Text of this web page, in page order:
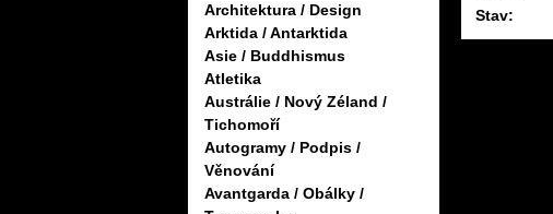
Architektura / Design
Arktida / Antarktida
Asie / Buddhismus
Atletika
Austrálie / Nový Zéland /
Tichomoří
Autogramy / Podpis /
Věnování
Avantgarda / Obálky /
Stav: